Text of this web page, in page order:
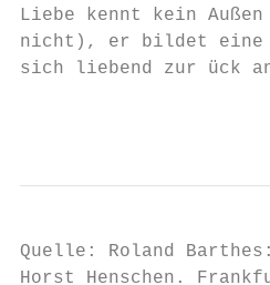
Liebe kennt kein
nicht), er bildet eine
sich liebend zur ück
Quelle: Roland
Horst Henschen.